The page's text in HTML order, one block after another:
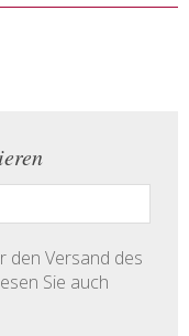
den Versand des
Sie auch